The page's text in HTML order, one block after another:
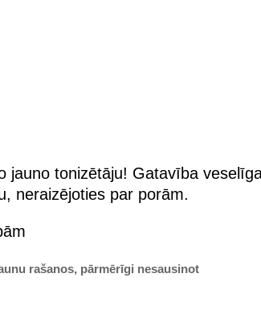
jauno tonizētāju! Gatavība
neraizējoties par porām.
rašanos, pārmērīgi nesausinot